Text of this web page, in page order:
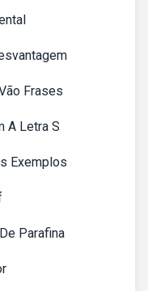
Frases
A Letra S
Exemplos
Parafina